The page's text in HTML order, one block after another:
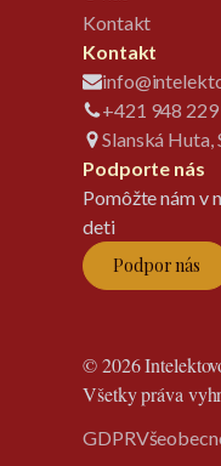
Kontakt
Kontakt
+421 948
Slanská Huta,
Podporte nás
Pomôžte nám v
deti
Podpor nás
© 2026
Všetky práva
GDPR